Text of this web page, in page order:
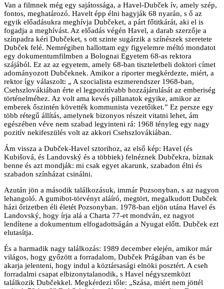
Van a filmnek még egy sajátossága, a Havel-Dubček ív, amely szép,
fontos, meghatározó. Havelt épp élni hagyják 68 nyarán, s ő az
egyik előadásukra meghívja Dubčeket, a párt főtitkárát, aki el is
fogadja a meghívást. Az előadás végén Havel, a darab szerzője a
színpadra kéri Dubčeket, s ott szinte sugárzik a színészek szeretete
Dubček felé. Nemrégiben hallottam egy figyelemre méltó mondatot
egy dokumentumfilmben a Bolognai Egyetem 68-as rektora
szájából. Ez az az egyetem, amely 68-ban tiszteletbeli doktori címet
adományozott Dubčeknek. Amikor a riporter megkérdezte, miért, a
rektor így válaszolt: „ A szocialista eszmerendszer 1968-ban,
Csehszlovákiában érte el legpozitívabb hozzájárulását az emberiség
történelméhez. Az volt ama kevés pillanatok egyike, amikor az
emberek őszintén követték kommunista vezetőiket.” Ez persze egy
több rétegű állítás, amelynek bizonyos részeit vitatni lehet, ám
egészében véve nem szabad legyinteni rá: 1968 tényleg egy nagy
pozitív nekifeszülés volt az akkori Csehszlovákiában.
Ám vissza a Dubček-Havel sztorihoz, az első kép: Havel (és
Kubišová, és Landovský és a többiek) felnéznek Dubčekra, bíznak
benne és azt mondják: mi csak egyet akarunk, szabadon élni és
szabadon színházat csinálni.
Azután jön a második találkozásuk, immár Pozsonyban, s az nagyon
lehangoló. A gumibot-törvényt aláíró, megtört, megalkudott Dubček
házi őrizetben éli életét Pozsonyban. 1978-ban eljön utána Havel és
Landovský, hogy írja alá a Charta 77-et mondván, ez nagyot
lendítene a dokumentum elfogadottságán a Nyugat előtt. Dubček ezt
elutasítja.
És a harmadik nagy találkozás: 1989 december elején, amikor már
világos, hogy győzött a forradalom, Dubček Prágában van és be
akarja jelenteni, hogy indul a köztársasági elnöki posztért. A cseh
forradalmi csapat elbizonytalanodik, s Havel négyszemközt
találkozik Dubčekkel. Megkérdezi tőle: „Szása, miért nem jöttél